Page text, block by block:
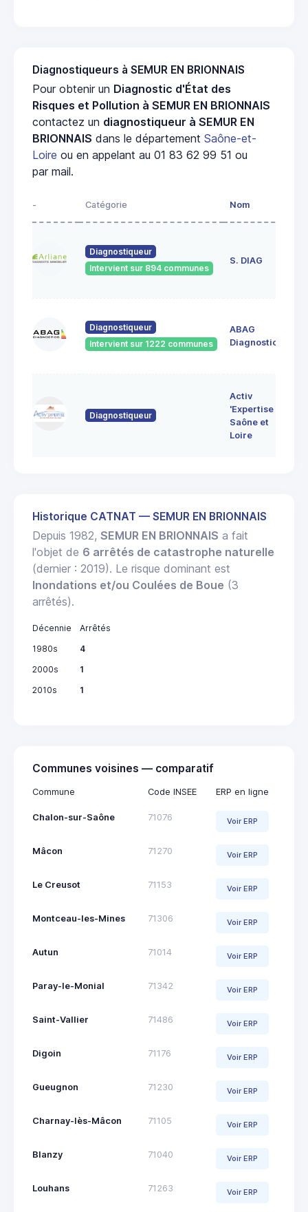
Diagnostiqueurs à SEMUR EN BRIONNAIS
Pour obtenir un Diagnostic d'État des
Risques et Pollution à SEMUR EN BRIONNAIS
contactez un diagnostiqueur à SEMUR EN
BRIONNAIS dans le département Saône-et-
Loire ou en appelant au 01 83 62 99 51 ou
par mail.
- Catégorie Nom
Diagnostiqueur
Intervient sur 894 communes
S. DIAG
Diagnostiqueur
Intervient sur 1222 communes
ABAG
Diagnostics
Diagnostiqueur
Activ
'Expertise
Saône et
Loire
Historique CATNAT — SEMUR EN BRIONNAIS
Depuis 1982, SEMUR EN BRIONNAIS a fait
l'objet de 6 arrêtés de catastrophe naturelle
(dernier : 2019). Le risque dominant est
Inondations et/ou Coulées de Boue (3
arrêtés).
Décennie
Arrêtés
1980s
4
2000s
1
2010s
1
Communes voisines — comparatif
Commune Code INSEE ERP en ligne
Chalon-sur-Saône 71076 Voir ERP
Mâcon 71270 Voir ERP
Le Creusot 71153 Voir ERP
Montceau-les-Mines 71306 Voir ERP
Autun 71014 Voir ERP
Paray-le-Monial 71342 Voir ERP
Saint-Vallier 71486 Voir ERP
Digoin 71176 Voir ERP
Gueugnon 71230 Voir ERP
Charnay-lès-Mâcon 71105 Voir ERP
Blanzy 71040 Voir ERP
Louhans 71263 Voir ERP